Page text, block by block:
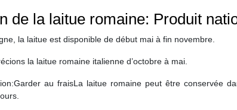
de la laitue romaine: Produit
la laitue est disponible de début mai à fin novembre.
la laitue romaine italienne d’octobre à mai.
au fraisLa laitue romaine peut être conservée